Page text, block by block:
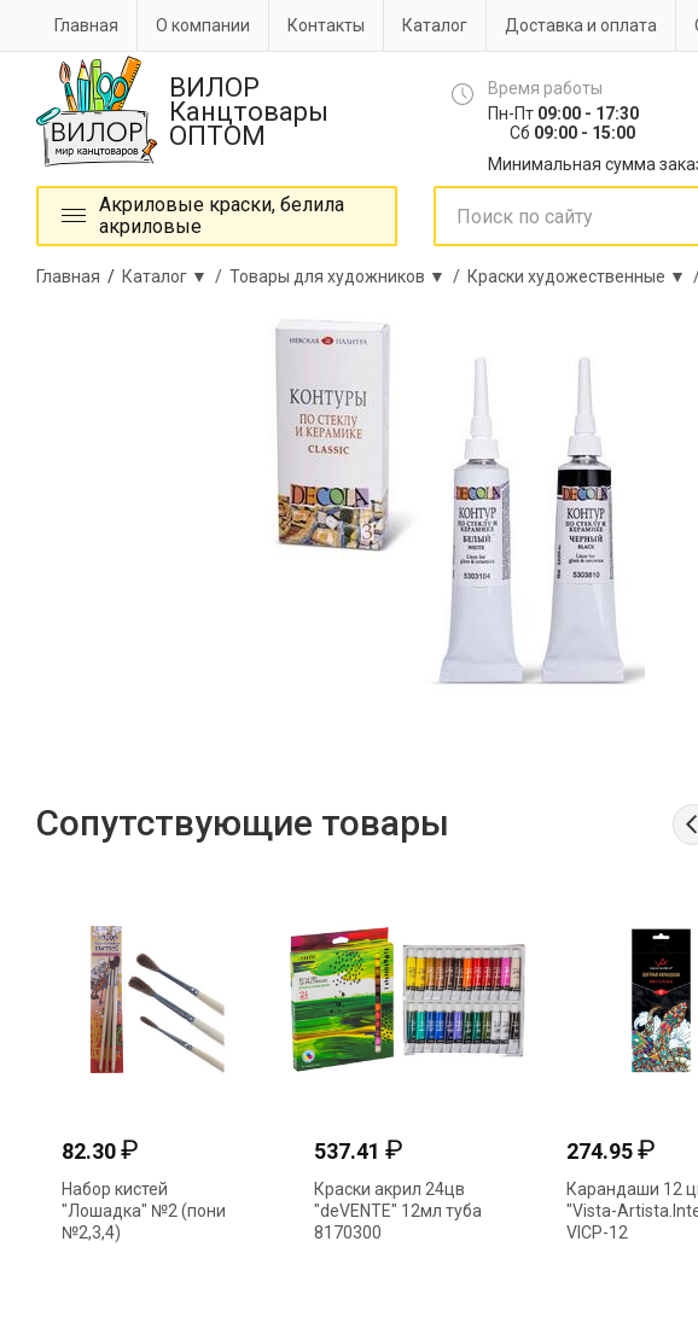
Главная О компании Контакты Каталог Доставка и оплата
ВИЛОР
Канцтовары
ОПТОМ
Время работы
Пн-Пт 09:00 - 17:30
Сб 09:00 - 15:00
Минимальная сумма
Акриловые краски, белила
акриловые
Главная / Каталог ▼ / Товары для художников ▼ / Краски художественные ▼
Сопутствующие товары
82.30₽
Набор кистей
"Лошадка" №2 (пони
№2,3,4)
537.41 ₽
Краски акрил 24цв
"deVENTE" 12мл туба
8170300
274.95₽
Карандаши 12
"Vista-
VICP-12